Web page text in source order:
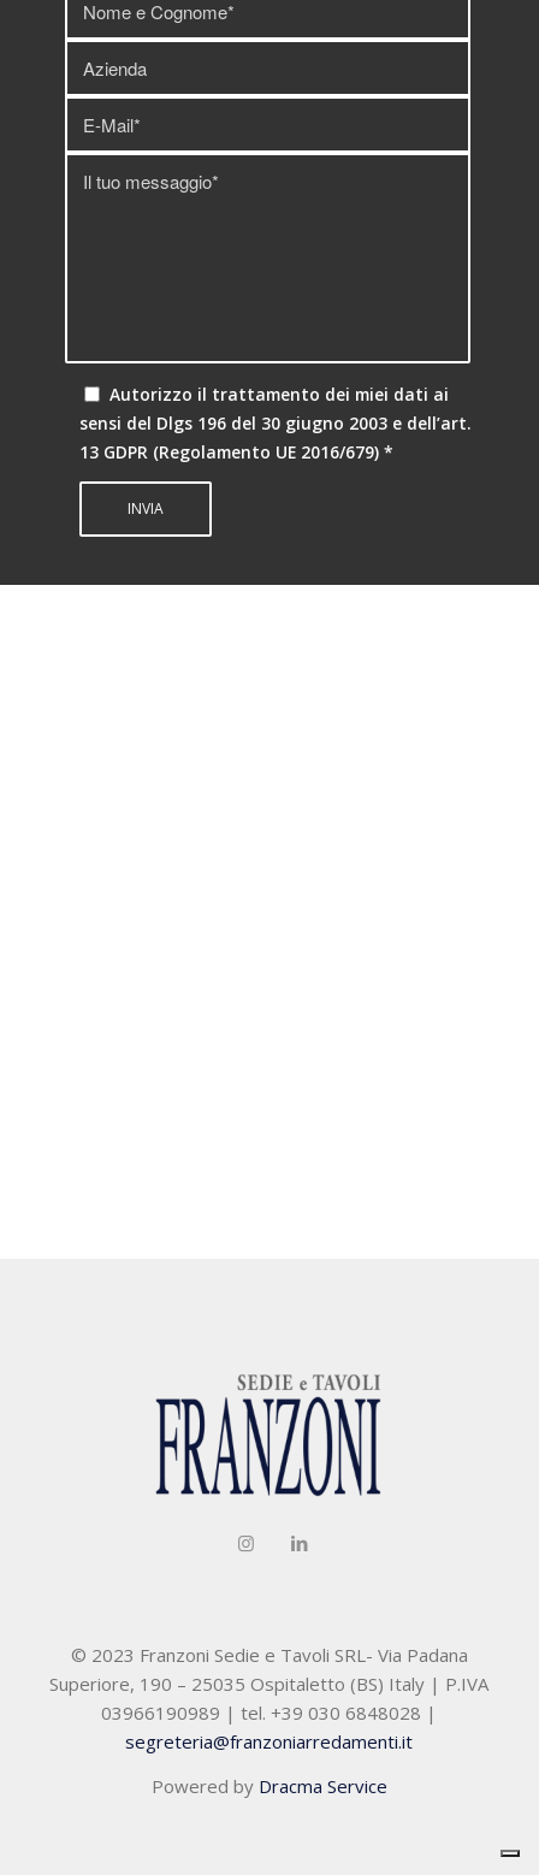
Autorizzo il trattamento dei miei dati ai
sensi del Dlgs 196 del 30 giugno 2003 e dell’art.
13 GDPR (Regolamento UE 2016/679) *
© 2023 Franzoni Sedie e Tavoli SRL- Via Padana
Superiore, 190 – 25035 Ospitaletto (BS) Italy | P.IVA
03966190989 | tel. +39 030 6848028 |
segreteria@franzoniarredamenti.it
Powered by Dracma Service